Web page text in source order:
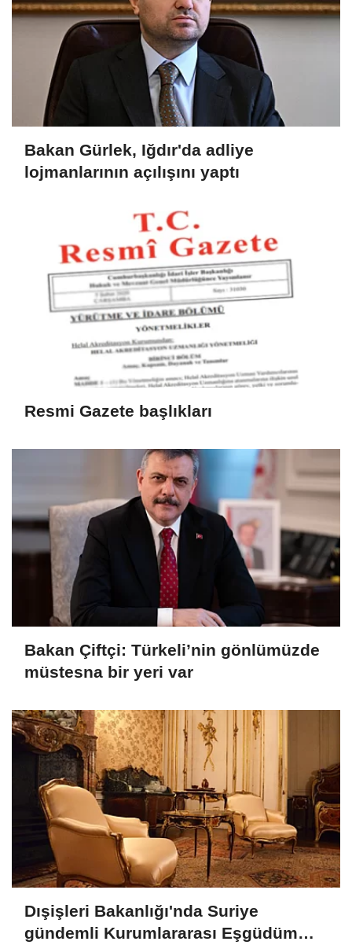
Bakan Gürlek, Iğdır'da adliye
lojmanlarının açılışını yaptı
Resmi Gazete başlıkları
Bakan Çiftçi: Türkeli’nin gönlümüzde
müstesna bir yeri var
Dışişleri Bakanlığı'nda Suriye
gündemli Kurumlararası Eşgüdüm